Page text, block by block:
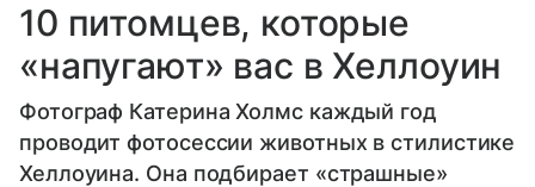
10 питомцев, которые
«напугают» вас в Хеллоуин
Фотограф Катерина Холмс каждый год
проводит фотосессии животных в стилистике
Хеллоуина. Она подбирает «страшные»